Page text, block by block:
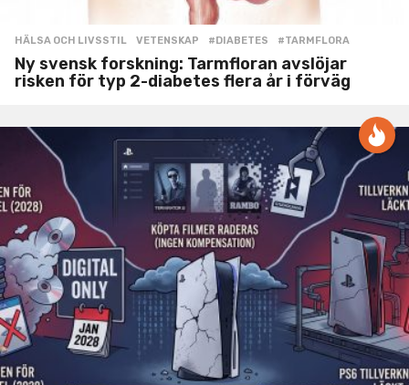
HÄLSA OCH LIVSSTIL ,VETENSKAP #DIABETES ,#TARMFLORA
Ny svensk forskning: Tarmfloran avslöjar
risken för typ 2-diabetes flera år i förväg